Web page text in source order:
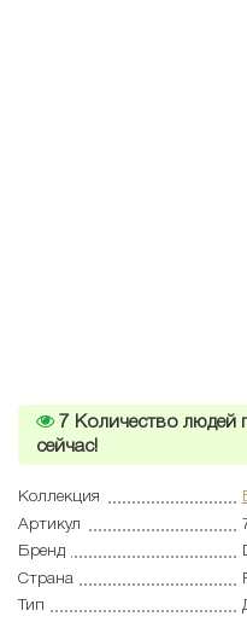
7 Количество людей
сейчас!
Коллекция
Артикул
Бренд
Страна
Тип